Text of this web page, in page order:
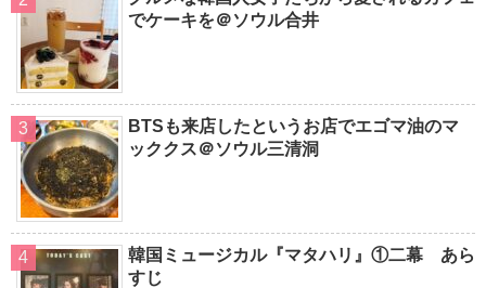
でケーキを＠ソウル合井
BTSも来店したというお店でエゴマ油のマ
ッククス＠ソウル三清洞
韓国ミュージカル『マタハリ』①二幕 あら
すじ